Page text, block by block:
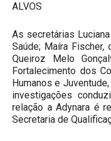
ALVOS
As secretárias
Saúde; Maíra Fischer,
Queiroz Melo
Fortalecimento dos
Humanos e
investigações
relação a Adynara é
Secretaria de